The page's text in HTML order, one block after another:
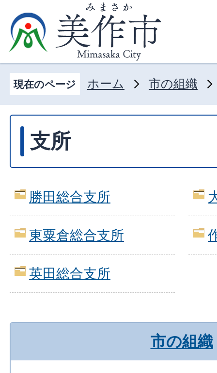
現在のページ ホーム 市の組織
支所
勝田総合支所
東粟倉総合支所
英田総合支所
市の組織